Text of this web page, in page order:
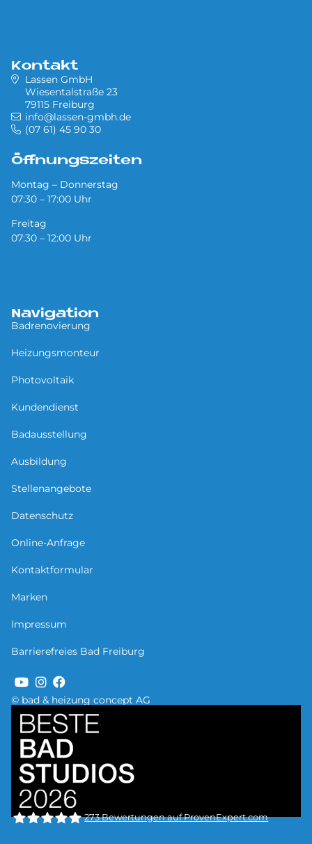
© bad & heizung concept AG
273Bewertungen auf ProvenExpert.com
Kontakt
Lassen GmbH
Wiesentalstraße 23
79115 Freiburg
info@lassen-gmbh.de
(07 61) 45 90 30
Öffnungszeiten
Montag – Donnerstag
07:30 – 17:00 Uhr
Freitag
07:30 – 12:00 Uhr
Navigation
Badrenovierung
Heizungsmonteur
Photovoltaik
Kundendienst
Badausstellung
Ausbildung
Stellenangebote
Datenschutz
Online-Anfrage
Kontaktformular
Marken
Impressum
Barrierefreies Bad Freiburg